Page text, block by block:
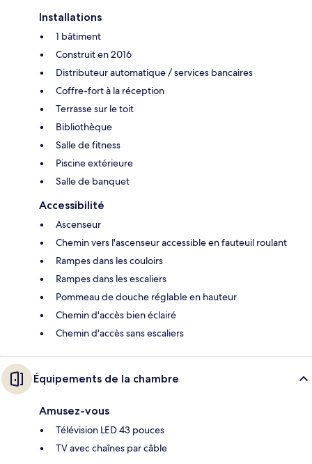
Installations
1 bâtiment
Construit en 2016
Distributeur automatique / services bancaires
Coffre-fort à la réception
Terrasse sur le toit
Bibliothèque
Salle de fitness
Piscine extérieure
Salle de banquet
Accessibilité
Ascenseur
Chemin vers l'ascenseur accessible en fauteuil roulant
Rampes dans les couloirs
Rampes dans les escaliers
Pommeau de douche réglable en hauteur
Chemin d'accès bien éclairé
Chemin d'accès sans escaliers
Équipements de la chambre
Amusez-vous
Télévision LED 43 pouces
TV avec chaînes par câble